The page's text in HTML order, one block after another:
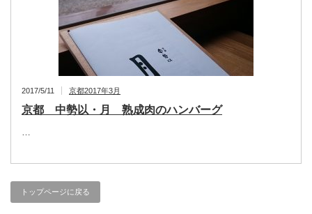
2017/5/11 京都2017年3月
京都 中勢以・月 熟成肉のハンバーグ
…
トップページに戻る